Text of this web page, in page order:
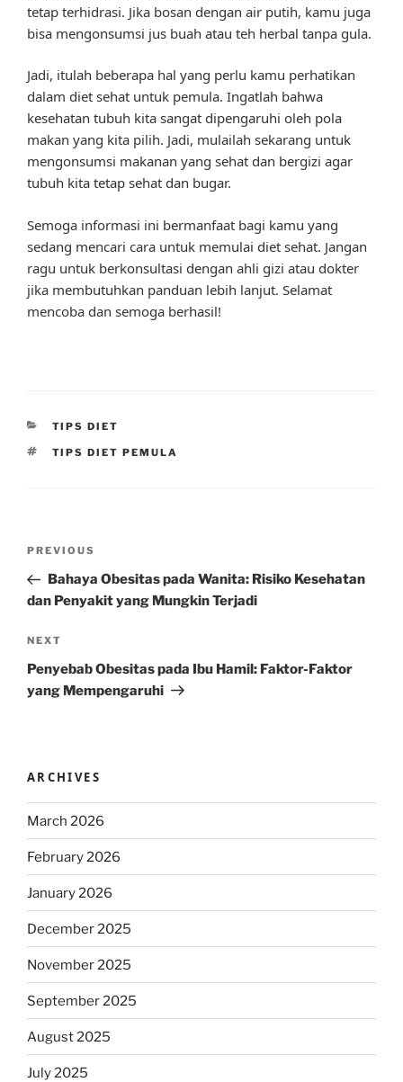
tetap terhidrasi. Jika bosan dengan air putih, kamu juga
bisa mengonsumsi jus buah atau teh herbal tanpa gula.
Jadi, itulah beberapa hal yang perlu kamu perhatikan
dalam diet sehat untuk pemula. Ingatlah bahwa
kesehatan tubuh kita sangat dipengaruhi oleh pola
makan yang kita pilih. Jadi, mulailah sekarang untuk
mengonsumsi makanan yang sehat dan bergizi agar
tubuh kita tetap sehat dan bugar.
Semoga informasi ini bermanfaat bagi kamu yang
sedang mencari cara untuk memulai diet sehat. Jangan
ragu untuk berkonsultasi dengan ahli gizi atau dokter
jika membutuhkan panduan lebih lanjut. Selamat
mencoba dan semoga berhasil!
CATEGORIES
TIPS DIET
TAGS
TIPS DIET PEMULA
Previous
Post
PREVIOUS
Bahaya Obesitas pada Wanita: Risiko Kesehatan
dan Penyakit yang Mungkin Terjadi
Next
Post
NEXT
Penyebab Obesitas pada Ibu Hamil: Faktor-Faktor
yang Mempengaruhi
ARCHIVES
March 2026
February 2026
January 2026
December 2025
November 2025
September 2025
August 2025
July 2025